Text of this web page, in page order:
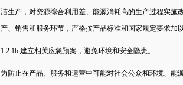
洁生产，对资源综合利用差、能源消耗高的生产过程实施
产、销售和服务环节，严格按产品标准和国家规定要求加
1.2.1b 建立相关应急预案，避免环境和安全隐患。
为防止在产品、服务和运营中可能对社会公众和环境、